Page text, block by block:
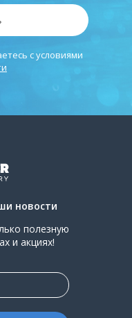
с условиями
новости
полезную
и акциях!